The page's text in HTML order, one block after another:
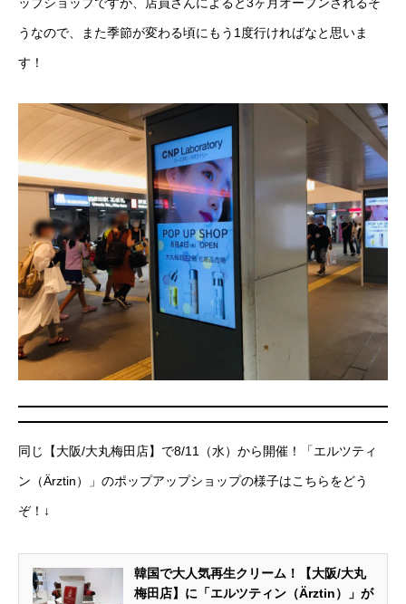
うなので、また季節が変わる頃にもう1度行ければなと思いま
す！
同じ【大阪/大丸梅田店】で8/11（水）から開催！「エルツティ
ン（Ärztin）」のポップアップショップの様子はこちらをどう
ぞ！↓
韓国で大人気再生クリーム！【大阪/大丸
梅田店】に「エルツティン（Ärztin）」が